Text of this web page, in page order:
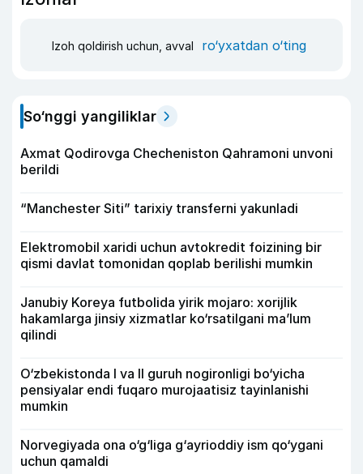
Izoh qoldirish uchun, avval ro‘yxatdan o‘ting
So‘nggi yangiliklar
Axmat Qodirovga Checheniston Qahramoni unvoni
berildi
“Manchester Siti” tarixiy transferni yakunladi
Elektromobil xaridi uchun avtokredit foizining bir
qismi davlat tomonidan qoplab berilishi mumkin
Janubiy Koreya futbolida yirik mojaro: xorijlik
hakamlarga jinsiy xizmatlar ko‘rsatilgani ma’lum
qilindi
O‘zbekistonda I va II guruh nogironligi bo‘yicha
pensiyalar endi fuqaro murojaatisiz tayinlanishi
mumkin
Norvegiyada ona o‘g‘liga g‘ayrioddiy ism qo‘ygani
uchun qamaldi